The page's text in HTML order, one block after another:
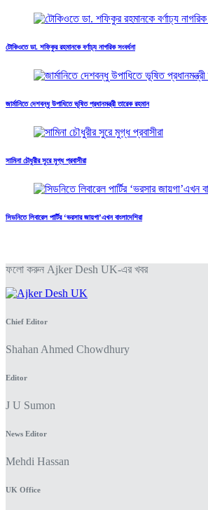
টোকিওতে ডা. শফিকুর রহমানকে বর্ণাঢ্য নাগরিক সংবর্ধনা
জার্মানিতে দেশবন্ধু উপাধিতে ভূষিত প্রধানমন্ত্রী তারেক রহমান
সামিনা চৌধুরীর সুরে মুগ্ধ প্রবাসীরা
সিডনিতে লিবারেল পার্টির ‘ভরসার জায়গা’এখন বাংলাদেশিরা
ফলো করুন Ajker Desh UK-এর খবর
Chief Editor
Shahan Ahmed Chowdhury
Editor
J U Sumon
News Editor
Mehdi Hassan
UK Office